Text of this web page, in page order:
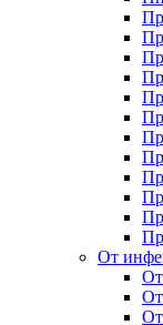
От
От